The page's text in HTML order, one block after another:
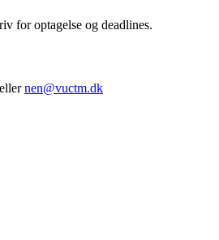
for optagelse og deadlines.
ellernen@vuctm.dk